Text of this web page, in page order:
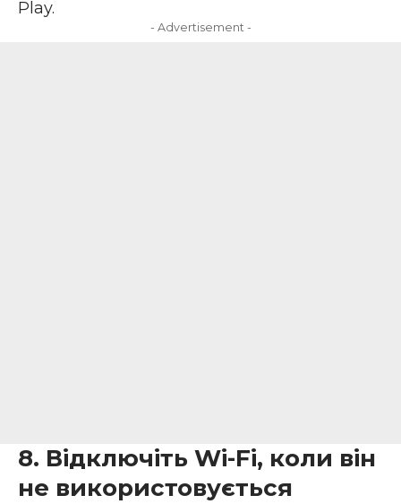
Play.
- Advertisement -
8. Відключіть Wi-Fi, коли він
не використовується